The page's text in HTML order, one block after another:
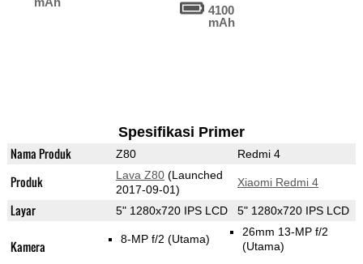
4100
mAh
Spesifikasi Primer
Nama Produk Z80 Redmi 4
Produk Lava Z80(Launched
2017-09-01)
Xiaomi Redmi 4
Layar 5" 1280x720 IPS LCD 5" 1280x720 IPS LCD
Kamera 8-MP f/2 (Utama)
26mm 13-MP f/2
(Utama)